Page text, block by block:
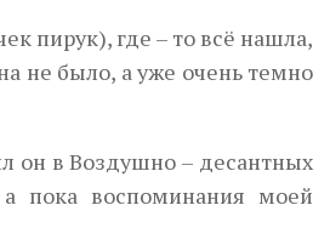
пирук), где – то всё нашла,
не было, а уже очень темно
он в Воздушно – десантных
пока воспоминания моей